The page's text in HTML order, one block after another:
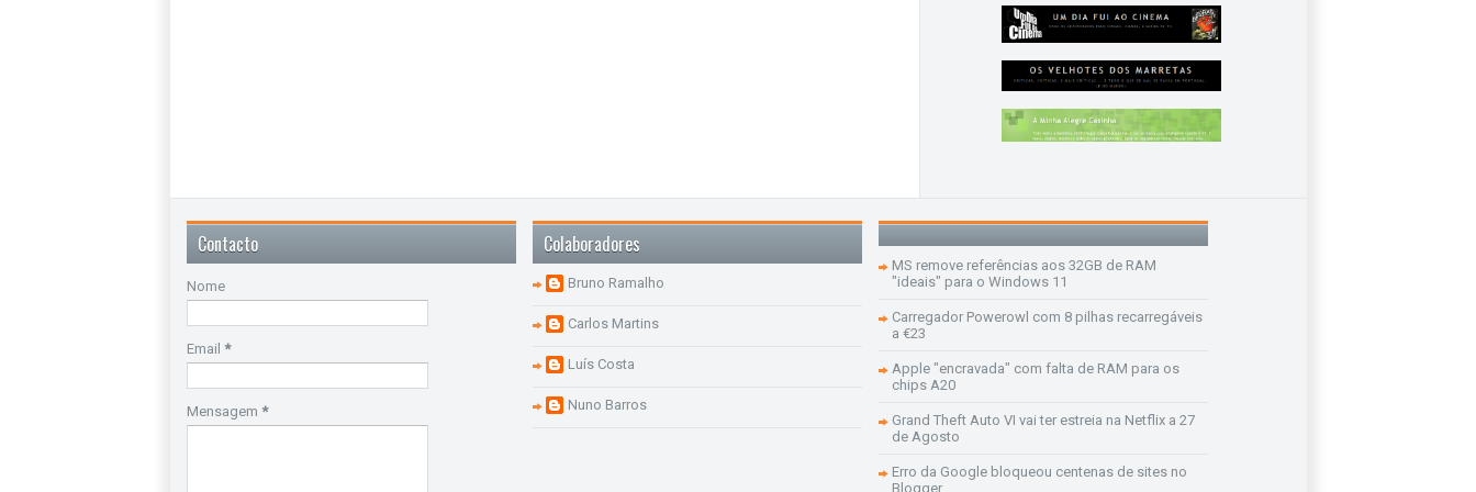
Contacto
Nome
Email *
Mensagem *
Colaboradores
Bruno Ramalho
Carlos Martins
Luís Costa
Nuno Barros
MS remove referências aos 32GB de RAM
"ideais" para o Windows 11
Carregador Powerowl com 8 pilhas recarregáveis
a €23
Apple "encravada" com falta de RAM para os
chips A20
Grand Theft Auto VI vai ter estreia na Netflix a 27
de Agosto
Erro da Google bloqueou centenas de sites no
Blogger